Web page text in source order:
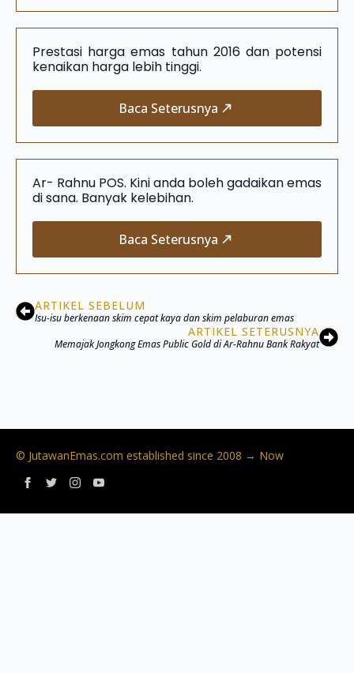
Prestasi harga emas tahun 2016 dan potensi
kenaikan harga lebih tinggi.
Baca Seterusnya
Ar- Rahnu POS. Kini anda boleh gadaikan emas
di sana. Banyak kelebihan.
Baca Seterusnya
ARTIKEL SEBELUM
Isu-isu berkenaan skim cepat kaya dan skim pelaburan emas
ARTIKEL SETERUSNYA
Memajak Jongkong Emas Public Gold di Ar-Rahnu Bank Rakyat
© JutawanEmas.com established since 2008 → Now